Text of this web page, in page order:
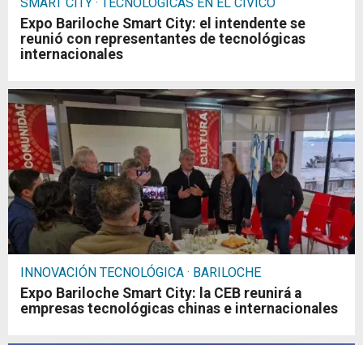
Expo Bariloche Smart City: el intendente se
reunió con representantes de tecnológicas
internacionales
INNOVACIÓN TECNOLÓGICA · BARILOCHE
Expo Bariloche Smart City: la CEB reunirá a
empresas tecnológicas chinas e internacionales